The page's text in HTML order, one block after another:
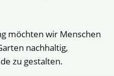
möchten wir Menschen
nachhaltig,
zu gestalten.